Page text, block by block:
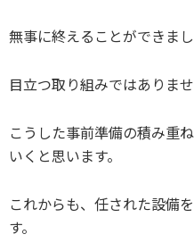
無事に終えることができまし
目立つ取り組みではありませ
こうした事前準備の積み重
いくと思います。
これからも、任された設備
す。